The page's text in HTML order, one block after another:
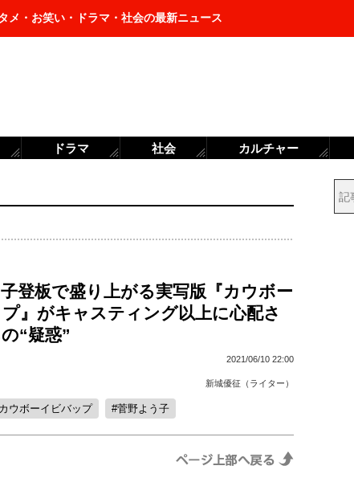
メ・お笑い・ドラマ・社会の最新ニュース
登板で盛り上がる実写版『カウボー
』がキャスティング以上に心配さ
“疑惑”
2021/06/10 22:00
新城優征（ライター）
ウボーイビバップ 菅野よう子
ドラマ 社会 カルチャー